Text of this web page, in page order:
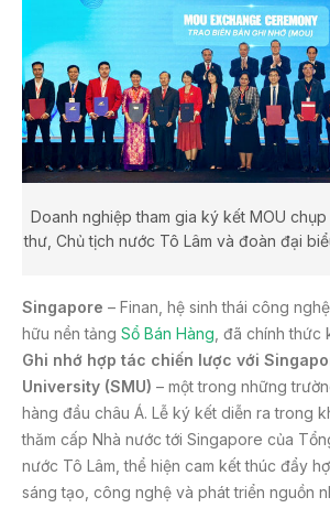
k
Doanh nghiệp tham gia ký kết MOU
thư, Chủ tịch nước Tô Lâm và đoàn đại
Singapore – Finan, hệ sinh thái công
hữu nền tảng Sổ Bán Hàng, đã chính thức
Ghi nhớ hợp tác chiến lược với
University (SMU) – một trong những
hàng đầu châu Á. Lễ ký kết diễn ra trong
thăm cấp Nhà nước tới Singapore của
nước Tô Lâm, thể hiện cam kết thúc đẩy
sáng tạo, công nghệ và phát triển nguồn